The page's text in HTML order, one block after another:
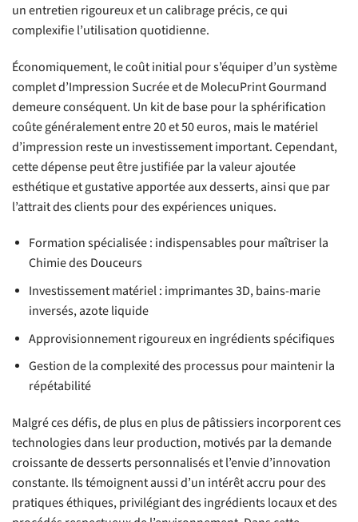
un entretien rigoureux et un calibrage précis, ce qui
complexifie l’utilisation quotidienne.
Économiquement, le coût initial pour s’équiper d’un système
complet d’Impression Sucrée et de MolecuPrint Gourmand
demeure conséquent. Un kit de base pour la sphérification
coûte généralement entre 20 et 50 euros, mais le matériel
d’impression reste un investissement important. Cependant,
cette dépense peut être justifiée par la valeur ajoutée
esthétique et gustative apportée aux desserts, ainsi que par
l’attrait des clients pour des expériences uniques.
Formation spécialisée : indispensables pour maîtriser la
Chimie des Douceurs
Investissement matériel : imprimantes 3D, bains-marie
inversés, azote liquide
Approvisionnement rigoureux en ingrédients spécifiques
Gestion de la complexité des processus pour maintenir la
répétabilité
Malgré ces défis, de plus en plus de pâtissiers incorporent ces
technologies dans leur production, motivés par la demande
croissante de desserts personnalisés et l’envie d’innovation
constante. Ils témoignent aussi d’un intérêt accru pour des
pratiques éthiques, privilégiant des ingrédients locaux et des